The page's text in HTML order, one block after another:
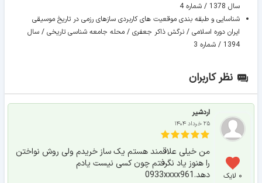
سال 1378 / شماره 4
شناسایی و طبقه بندی موقعیت های کاربردی سازهای رزمی در تاریخ موسیقی
ایران دوره اسلامی / نرگش ذاکر جعفری / محله جامعه شناسی تاریخی / سال
1394 / شماره 3
نظر کاربران
۰ لایک
اردشیر
۲۵ خرداد ۱۴۰۴
من خیلی علاقمند هستم یک ساز خریدم ولی روش نواختن
را هنوز یاد نگرفتم چون کسی نیست یادم
دهد.0933xxxx961